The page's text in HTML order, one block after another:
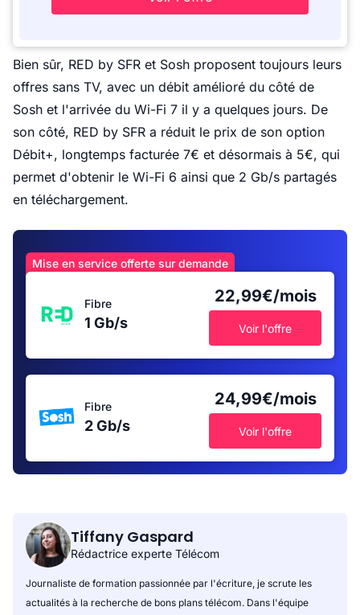
Bien sûr, RED by SFR et Sosh proposent toujours leurs
offres sans TV, avec un débit amélioré du côté de
Sosh et l'arrivée du Wi-Fi 7 il y a quelques jours. De
son côté, RED by SFR a réduit le prix de son option
Débit+, longtemps facturée 7€ et désormais à 5€, qui
permet d'obtenir le Wi-Fi 6 ainsi que 2 Gb/s partagés
en téléchargement.
Mise en service offerte sur demande
Fibre
1 Gb/s
22,99€/mois
Voir l'offre
Fibre
2 Gb/s
24,99€/mois
Voir l'offre
Tiffany Gaspard
Rédactrice experte Télécom
Journaliste de formation passionnée par l'écriture, je scrute les
actualités à la recherche de bons plans télécom. Dans l'équipe